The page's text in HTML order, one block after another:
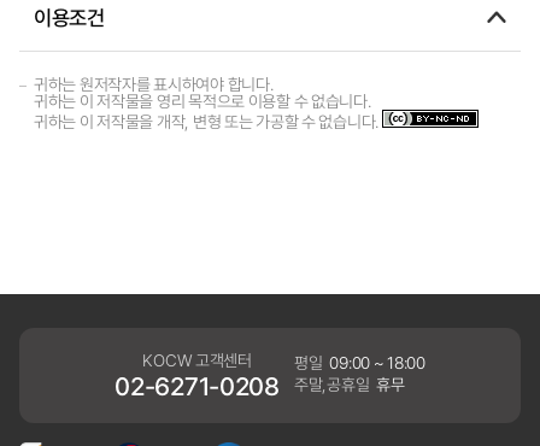
이용조건
귀하는 원저작자를 표시하여야 합니다.
귀하는 이 저작물을 영리 목적으로 이용할 수 없습니다.
귀하는 이 저작물을 개작, 변형 또는 가공할 수 없습니다.
KOCW 고객센터
02-6271-0208
평일 09:00 ~ 18:00
주말,공휴일 휴무